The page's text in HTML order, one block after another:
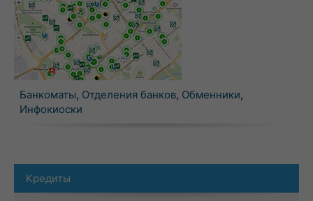
Банкоматы, Отделения банков, Обменники,
Инфокиоски
Кредиты